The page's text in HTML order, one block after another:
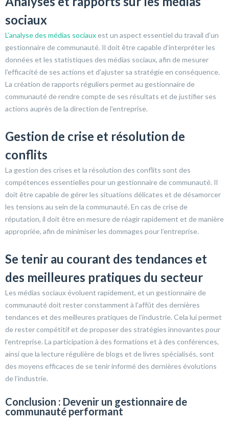
sociaux
L’analyse des médias sociaux est un aspect essentiel du travail d’un
gestionnaire de communauté. Il doit être capable d’interpréter les
données et les statistiques des médias sociaux, afin de mesurer
l’efficacité de ses actions et d’ajuster sa stratégie en conséquence.
La création de rapports réguliers permet au gestionnaire de
communauté de rendre compte de ses résultats et de justifier ses
actions auprès de la direction de l’entreprise.
Gestion de crise et résolution de
conflits
La gestion des crises et la résolution des conflits sont des
compétences essentielles pour un gestionnaire de communauté. Il
doit être capable de gérer les situations délicates et de désamorcer
les tensions au sein de la communauté. En cas de crise de
réputation, il doit être en mesure de réagir rapidement et de manière
appropriée, afin de minimiser les dommages pour l’entreprise.
Se tenir au courant des tendances et
des meilleures pratiques du secteur
Les médias sociaux évoluent rapidement, et un gestionnaire de
communauté doit rester constamment à l’affût des dernières
tendances et des meilleures pratiques de l’industrie. Cela lui permet
de rester compétitif et de proposer des stratégies innovantes pour
l’entreprise. La participation à des formations et à des conférences,
ainsi que la lecture régulière de blogs et de livres spécialisés, sont
des moyens efficaces de se tenir informé des dernières évolutions
de l’industrie.
Conclusion : Devenir un gestionnaire de
communauté performant